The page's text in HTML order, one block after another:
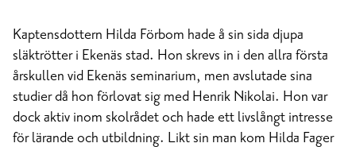
Kaptensdottern Hilda Förbom hade å sin sida djupa
släktrötter i Ekenäs stad. Hon skrevs in i den allra första
årskullen vid Ekenäs seminarium, men avslutade sina
studier då hon förlovat sig med Henrik Nikolai. Hon var
dock aktiv inom skolrådet och hade ett livslångt intresse
för lärande och utbildning. Likt sin man kom Hilda Fager